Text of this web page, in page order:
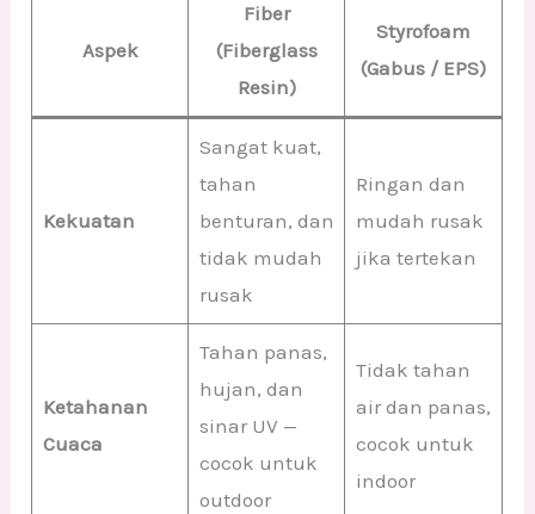
Aspek
Fiber
(Fiberglass
Resin)
Styrofoam
(Gabus / EPS)
Kekuatan
Sangat kuat,
tahan
benturan, dan
tidak mudah
rusak
Ringan dan
mudah rusak
jika tertekan
Ketahanan
Cuaca
Tahan panas,
hujan, dan
sinar UV —
cocok untuk
outdoor
Tidak tahan
air dan panas,
cocok untuk
indoor